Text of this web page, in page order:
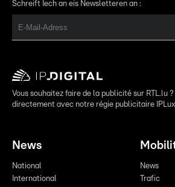
Schreift Iech an eis Newsletteren an :
Vous souhaitez faire de la publicité sur RTL.lu
directement avec notre régie publicitaire
News
National
International
News
Trafic